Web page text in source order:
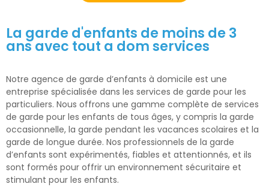
La garde d'enfants de moins de 3
ans avec tout a dom services
Notre agence de garde d’enfants à domicile est une
entreprise spécialisée dans les services de garde pour les
particuliers. Nous offrons une gamme complète de services
de garde pour les enfants de tous âges, y compris la garde
occasionnelle, la garde pendant les vacances scolaires et la
garde de longue durée. Nos professionnels de la garde
d’enfants sont expérimentés, fiables et attentionnés, et ils
sont formés pour offrir un environnement sécuritaire et
stimulant pour les enfants.